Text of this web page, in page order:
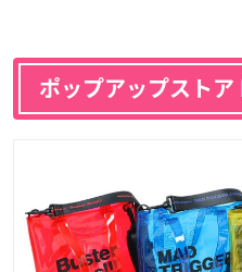
ポップアップスト